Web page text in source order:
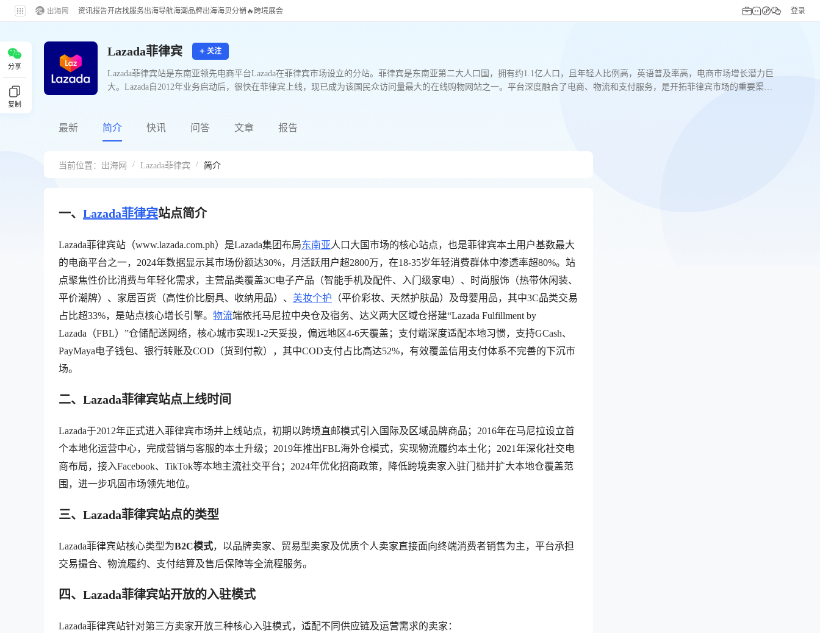
资讯报告开店找服务出海导航海潮品牌出海海贝分销🔥跨境展会 登录
分享
复制
Lazada菲律宾 关注
Lazada菲律宾站是东南亚领先电商平台Lazada在菲律宾市场设立的分站。菲律宾是东南亚第二大人口国，拥有约1.1亿人口，且年轻人比例高，英语普及率高，电商市场增长潜力巨
大。Lazada自2012年业务启动后，很快在菲律宾上线，现已成为该国民众访问量最大的在线购物网站之一。平台深度融合了电商、物流和支付服务，是开拓菲律宾市场的重要渠
最新 简介 快讯 问答 文章 报告
当前位置： 出海网 / Lazada菲律宾 / 简介
一、 Lazada菲律宾站点简介
Lazada菲律宾站（www.lazada.com.ph）是Lazada集团布局东南亚人口大国市场的核心站点，也是菲律宾本土用户基数最大
的电商平台之一，2024年数据显示其市场份额达30%，月活跃用户超2800万，在18-35岁年轻消费群体中渗透率超80%。站
点聚焦性价比消费与年轻化需求，主营品类覆盖3C电子产品（智能手机及配件、入门级家电）、时尚服饰（热带休闲装、
平价潮牌）、家居百货（高性价比厨具、收纳用品）、 美妆个护 （平价彩妆、天然护肤品）及母婴用品，其中3C品类交易
占比超33%，是站点核心增长引擎。 物流端依托马尼拉中央仓及宿务、达义两大区域仓搭建“Lazada Fulfillment by
Lazada（FBL）”仓储配送网络，核心城市实现1-2天妥投，偏远地区4-6天覆盖；支付端深度适配本地习惯，支持GCash、
PayMaya电子钱包、银行转账及COD（货到付款），其中COD支付占比高达52%，有效覆盖信用支付体系不完善的下沉市
场。
二、Lazada菲律宾站点上线时间
Lazada于2012年正式进入菲律宾市场并上线站点，初期以跨境直邮模式引入国际及区域品牌商品；2016年在马尼拉设立首
个本地化运营中心，完成营销与客服的本土升级；2019年推出FBL海外仓模式，实现物流履约本土化；2021年深化社交电
商布局，接入Facebook、TikTok等本地主流社交平台；2024年优化招商政策，降低跨境卖家入驻门槛并扩大本地仓覆盖范
围，进一步巩固市场领先地位。
三、Lazada菲律宾站点的类型
Lazada菲律宾站核心类型为B2C模式，以品牌卖家、贸易型卖家及优质个人卖家直接面向终端消费者销售为主，平台承担
交易撮合、物流履约、支付结算及售后保障等全流程服务。
四、Lazada菲律宾站开放的入驻模式
Lazada菲律宾站针对第三方卖家开放三种核心入驻模式，适配不同供应链及运营需求的卖家：